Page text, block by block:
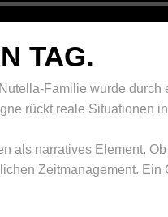
TAG.
Familie wurde
rückt reale Situationen
als narratives Element.
Zeitmanagement.